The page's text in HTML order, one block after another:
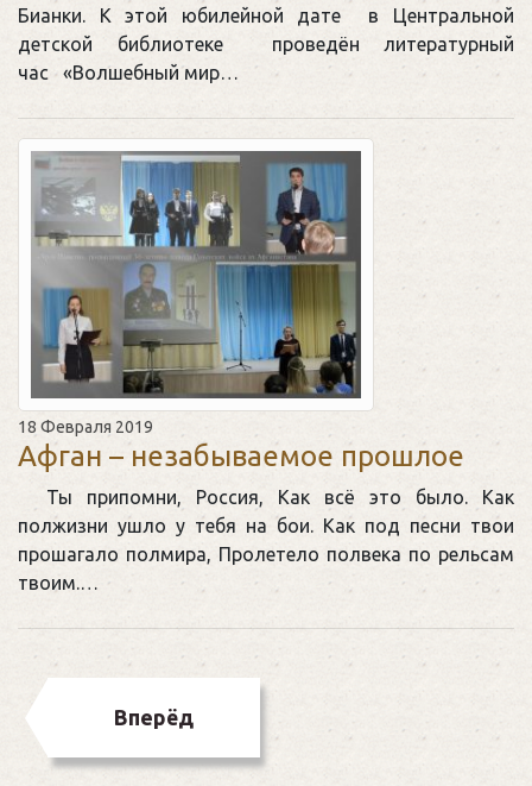
Бианки. К этой юбилейной дате в Центральной
детской библиотеке проведён литературный
час «Волшебный мир…
18 Февраля 2019
Афган – незабываемое прошлое
Ты припомни, Россия, Как всё это было. Как
полжизни ушло у тебя на бои. Как под песни твои
прошагало полмира, Пролетело полвека по рельсам
твоим.…
Вперёд